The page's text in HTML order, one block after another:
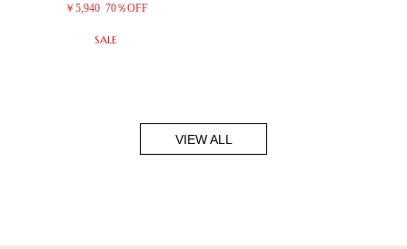
￥5,940 70％OFF
SALE
VIEW ALL